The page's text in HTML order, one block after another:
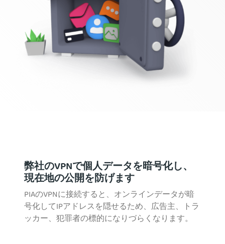
弊社のVPNで個人データを暗号化し、
現在地の公開を防げます
PIAのVPNに接続すると、オンラインデータが暗
号化してIPアドレスを隠せるため、広告主、トラ
ッカー、犯罪者の標的になりづらくなります。